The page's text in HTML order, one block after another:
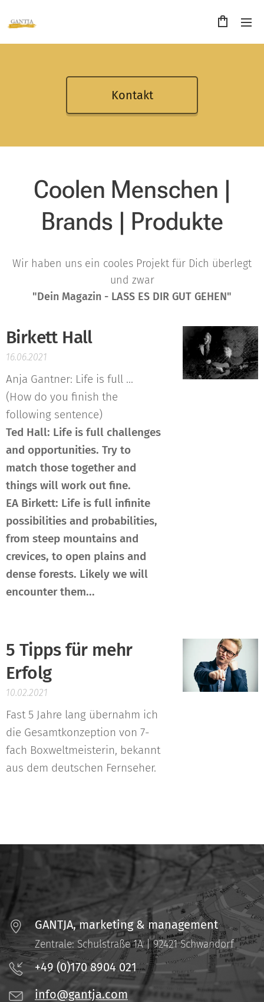
Kontakt
Coolen Menschen |
Brands | Produkte
Wir haben uns ein cooles Projekt für Dich überlegt
und zwar
"Dein Magazin - LASS ES DIR GUT GEHEN"
Birkett Hall
16.06.2021
Anja Gantner: Life is full ...
(How do you finish the
following sentence)
Ted Hall: Life is full challenges
and opportunities. Try to
match those together and
things will work out fine.
EA Birkett: Life is full infinite
possibilities and probabilities,
from steep mountains and
crevices, to open plains and
dense forests. Likely we will
encounter them...
5 Tipps für mehr
Erfolg
10.02.2021
Fast 5 Jahre lang übernahm ich
die Gesamtkonzeption von 7-
fach Boxweltmeisterin, bekannt
aus dem deutschen Fernseher.
GANTJA, marketing & management
Zentrale: Schulstraße 1A | 92421 Schwandorf
+49 (0)170 8904 021
info@gantja.com